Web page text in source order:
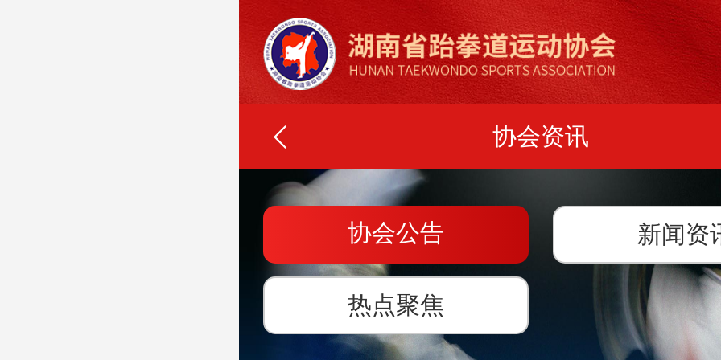
协会资讯
协会公告 新闻资
热点聚焦